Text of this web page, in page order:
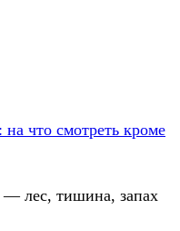
что смотреть кроме
лес, тишина, запах